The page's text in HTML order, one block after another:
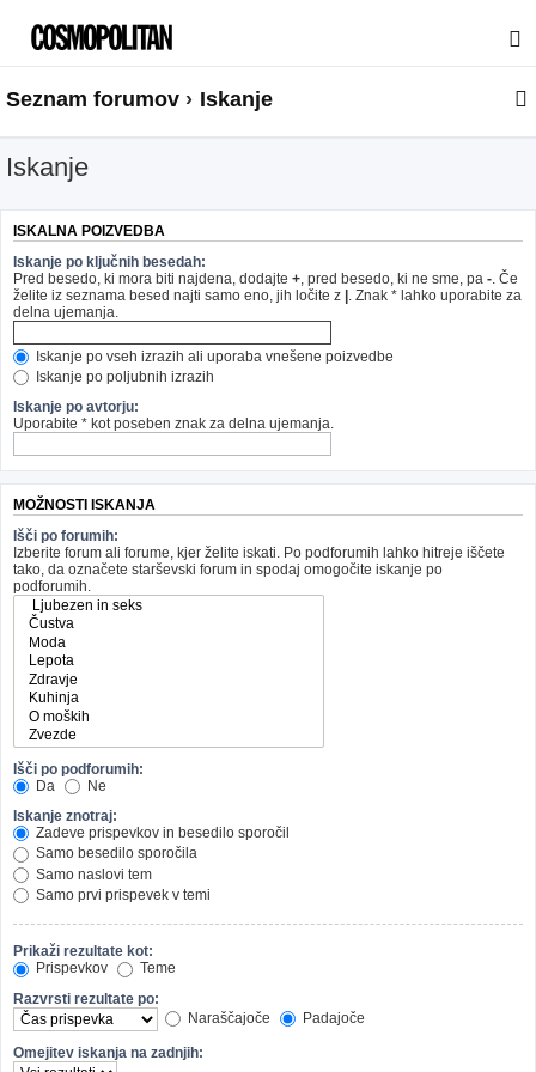
Seznam forumov Iskanje
Iskanje
ISKALNA POIZVEDBA
Iskanje po ključnih besedah:
Pred besedo, ki mora biti najdena, dodajte + , pred besedo, ki ne sme, pa - . Če
želite iz seznama besed najti samo eno, jih ločite z | . Znak * lahko uporabite za
delna ujemanja.
Iskanje po vseh izrazih ali uporaba vnešene poizvedbe
Iskanje po poljubnih izrazih
Iskanje po avtorju:
Uporabite * kot poseben znak za delna ujemanja.
MOŽNOSTI ISKANJA
Išči po forumih:
Izberite forum ali forume, kjer želite iskati. Po podforumih lahko hitreje iščete
tako, da označete starševski forum in spodaj omogočite iskanje po
podforumih.
Išči po podforumih:
Da
Ne
Iskanje znotraj:
Zadeve prispevkov in besedilo sporočil
Samo besedilo sporočila
Samo naslovi tem
Samo prvi prispevek v temi
Prikaži rezultate kot:
Prispevkov
Teme
Razvrsti rezultate po:
Naraščajoče
Padajoče
Omejitev iskanja na zadnjih: